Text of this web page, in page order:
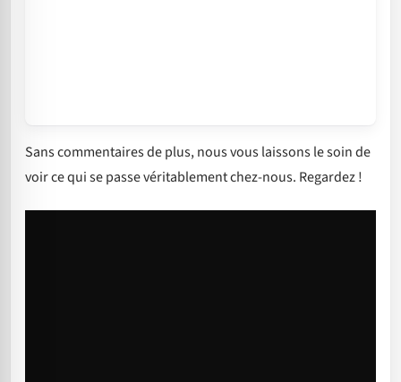
Sans commentaires de plus, nous vous laissons le soin de
voir ce qui se passe véritablement chez-nous. Regardez !